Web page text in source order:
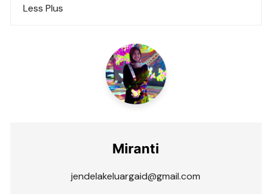
Less Plus
Miranti
jendelakeluargaid@gmail.com